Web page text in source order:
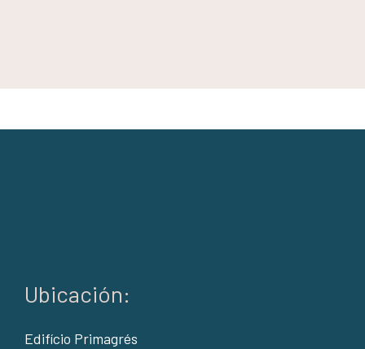
Ubicación:
Edifício Primagrés